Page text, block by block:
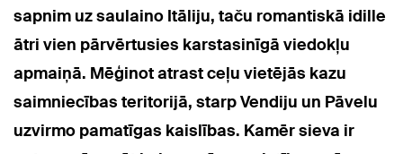
sapnim uz saulaino Itāliju, taču romantiskā idille
ātri vien pārvērtusies karstasinīgā viedokļu
apmaiņā. Mēģinot atrast ceļu vietējās kazu
saimniecības teritorijā, starp Vendiju un Pāvelu
uzvirmo pamatīgas kaislības. Kamēr sieva ir